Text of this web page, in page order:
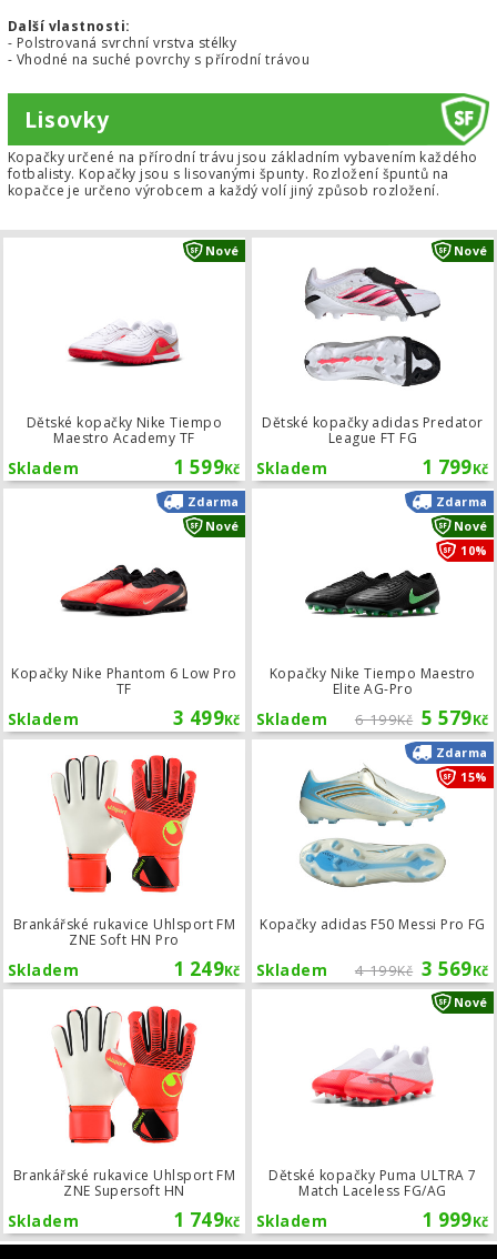
Další vlastnosti:
- Polstrovaná svrchní vrstva stélky
- Vhodné na suché povrchy s přírodní trávou
Lisovky
Kopačky určené na přírodní trávu jsou základním vybavením každého
fotbalisty. Kopačky jsou s lisovanými špunty. Rozložení špuntů na
kopačce je určeno výrobcem a každý volí jiný způsob rozložení.
Dětské kopačky Nike Tiempo
Maestro Academy TF
1 599Kč
Skladem
Nové Dětské kopačky Nike Tiempo
Dětské kopačky adidas Predator
League FT FG
1 799Kč
Skladem
Nové
Kopačky Nike Phantom 6 Low Pro
TF
3 499Kč
Skladem
Zdarma
Nové
Kopačky Nike Phantom 6 Low Pro TF
Kopačky Nike Tiempo Maestro
Elite AG-Pro
6 199Kč 5 579Kč
Skladem
Zdarma
Nové
10%
Brankářské rukavice Uhlsport FM
ZNE Soft HN Pro
1 249Kč
Skladem
Brankářské rukavice Uhlsport FM
Kopačky adidas F50 Messi Pro FG
4 199Kč 3 569Kč
Skladem
Zdarma
15%
Brankářské rukavice Uhlsport FM
ZNE Supersoft HN
1 749Kč
Skladem
Brankářské rukavice Uhlsport FM
Dětské kopačky Puma ULTRA 7
Match Laceless FG/AG
1 999Kč
Skladem
Nové